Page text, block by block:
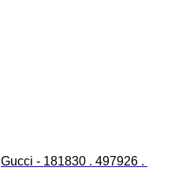
Gucci - 181830 . 497926 .